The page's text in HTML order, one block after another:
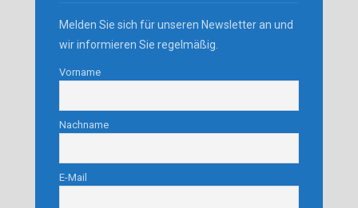
Melden Sie sich für unseren Newsletter an und
wir informieren Sie regelmäßig.
Vorname
Nachname
E-Mail